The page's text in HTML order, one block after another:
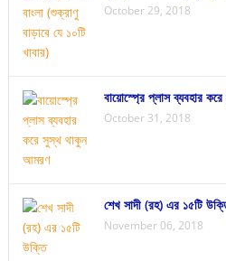
October 29, 2018
বায়োস্প্রে প্লাস ব্যবহার
October 31, 2018
শেখ সাদী (রহ) এর ১৫টি
November 06, 2018